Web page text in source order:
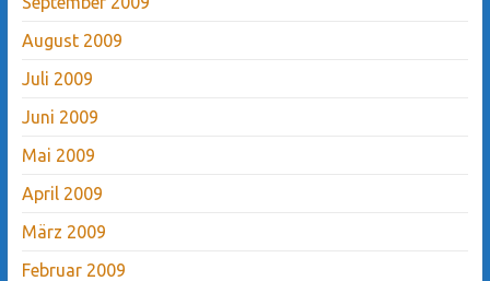
August 2009
Juli 2009
Juni 2009
Mai 2009
April 2009
März 2009
Februar 2009